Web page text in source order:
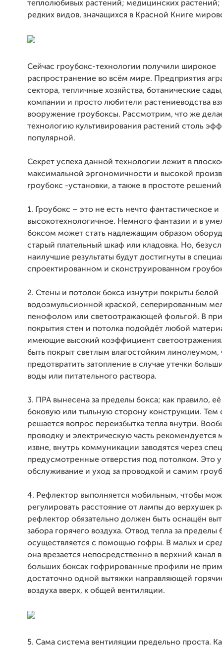
теплолюбивых растений; медицинских
редких видов, значащихся в Красной Книге
Сейчас гроубокс-технологии получили широкое
распространение во всём мире. Предприятия
сектора, тепличные хозяйства, ботанические
компании и просто любители растениеводства
вооружение гроубоксы. Рассмотрим, что же
технологию культивирования растений столь
популярной.
Секрет успеха данной технологии лежит в
максимальной эргономичности и высокой
гроубокс -установки, а также в простоте
1. Гроубокс – это не есть нечто фантастическое и
высокотехнологичное. Немного фантазии и в
боксом может стать надлежащим образом
старый плательный шкаф или кладовка. Но,
наилучшие результаты будут достигнуты в
спроектированном и сконструированном
2. Стены и потолок бокса изнутри покрыты белой
водоэмульсионной краской, сеперированным
пенофолом или светоотражающей фольгой. В
покрытия стен и потолка подойдёт любой
имеющие высокий коэффициент
быть покрыт светлым влагостойким линолеумом,
предотвратить затопление в случае утечки
воды или питательного раствора.
3. ПРА вынесена за пределы бокса; как правило,
боковую или тыльную сторону конструкции. Тем
решается вопрос переизбытка тепла внутри.
проводку и электрическую часть рекомендуется
извне, внутрь коммуникации заводятся через
предусмотренные отверстия под потолком. Это
обслуживание и уход за проводкой и самим
4. Рефлектор выполняется мобильным, чтобы
регулировать расстояние от лампы до верхушек
рефлектор обязательно должен быть оснащён
забора горячего воздуха. Отвод тепла за пределы
осуществляется с помощью гофры. В малых и
она врезается непосредственно в верхний канал
больших боксах гофрированные профили не
достаточно одной вытяжки направляющей
воздуха вверх, к общей вентиляции.
5. Сама система вентиляции предельно проста.